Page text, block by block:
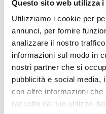
Questo sito web utilizza i
Utilizziamo i cookie per
annunci, per fornire
analizzare il nostro
informazioni sul modo in
nostri partner che si
pubblicità e social media,
con altre informazioni che
raccolto dal tuo utilizzo
Simone Gasparoni
un mese fa
★★★★★
Ottima esperienza
puntuale e cordiale,